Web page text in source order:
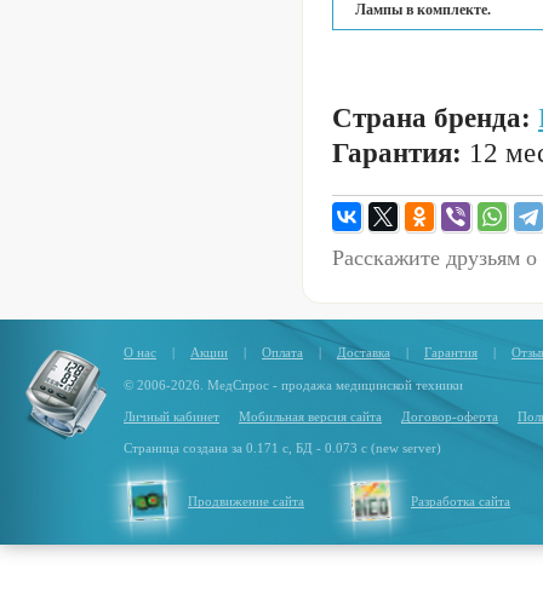
Лампы в комплекте.
Страна бренда:
Гарантия: 12
Расскажите друзьям
О нас | Акции | Оплата | Доставка | Гарантия |
© 2006-2026. МедСпрос - продажа медицинской техники
Личный кабинет Мобильная версия сайта Договор-оферта
Страница создана за 0.171 с, БД - 0.073 с (new server)
Продвижение сайта Разработка сайта